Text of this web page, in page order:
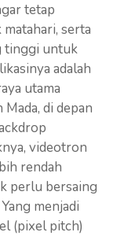
tetap
serta
tinggi untuk
adalah
utama
Mada, di depan
videotron
rendah
perlu bersaing
menjadi
(pixel pitch)